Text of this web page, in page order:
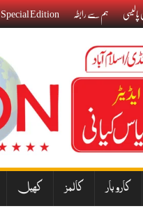
پالیسی ہم سے رابطہ Special Edition
کاروبار کالمز کھیل